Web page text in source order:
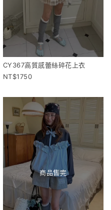
CY367高質感蕾絲碎花上衣
1750
商品售完